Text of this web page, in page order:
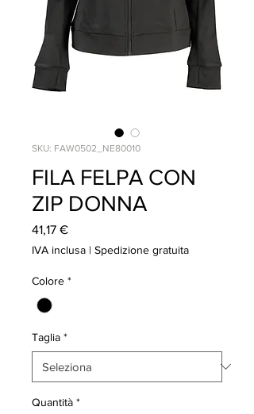
SKU: FAW0502_NE80010
FILA FELPA CON
ZIP DONNA
41,17 €Prezzo
IVA inclusa | Spedizione gratuita
Colore *
Taglia *
Quantità *